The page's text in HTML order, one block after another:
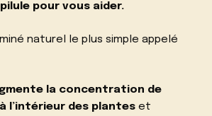
pilule pour vous aider.
naturel le plus simple appelé
la concentration de
l’intérieur des plantes et